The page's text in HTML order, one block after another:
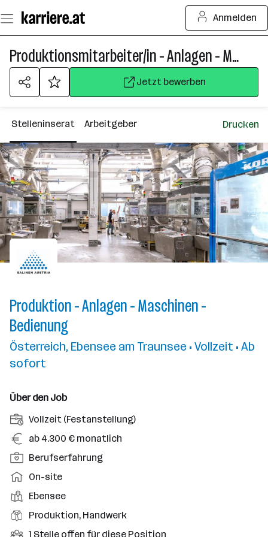
Seiteninhalt
springen
Anmelden
Produktionsmitarbeiter/in - Anlagen - Maschinen - Bedienung
Jetzt bewerben
Stelleninserat Arbeitgeber Drucken
Produktion - Anlagen - Maschinen -
Bedienung
Österreich, Ebensee am Traunsee • Vollzeit • Ab
sofort
Über den Job
A
n
t
e
l
u
n
Vollzeit (Festanstellung)
G
e
h
a
l
t
ab 4.300 € monatlich
P
o
i
t
i
Berufserfahrung
A
r
b
e
i
On-site
D
i
Ebensee
B
e
Produktion, Handwerk
O
1 Stelle offen für diese Position